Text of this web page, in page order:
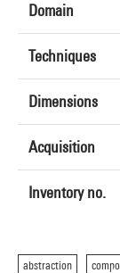
Domain
Techniques
Dimensions
Acquisition
Inventory no.
abstraction